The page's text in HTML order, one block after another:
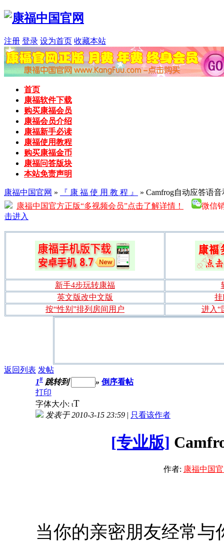
注册 登录 设为首页 收藏本站
首页
康福软件下载
购买康福会员
康福会员介绍
康福新手必读
康福使用教程
购买康福金币
康福问答版块
本站免责声明
康福中国官网 » 『 康 福 使 用 教 程 』
» Camfrog自动应答语
康福中国官方正版“多视频会员”点击了解详情！
微信
击进入
新手4步玩转康福
英文版改中文版
挂
按“性别”排列房间用户
进入“
返回列表 发帖
1# 跳转到 » 倒序看帖
打印
字体大小: tT
发表于 2010-3-15 23:59 | 只看该作者
[专业版]
作者: 康福中国
当你的亲密朋友经常